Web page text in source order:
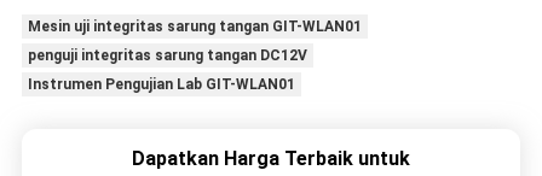
Mesin uji integritas sarung tangan GIT-WLAN01
penguji integritas sarung tangan DC12V
Instrumen Pengujian Lab GIT-WLAN01
Dapatkan Harga Terbaik untuk